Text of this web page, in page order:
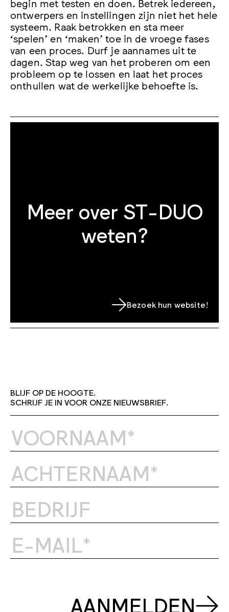
ontwerpers en instellingen zijn niet het hele
systeem. Raak betrokken en sta meer
‘spelen’ en ‘maken’ toe in de vroege fases
van een proces. Durf je aannames uit te
dagen. Stap weg van het proberen om een
probleem op te lossen en laat het proces
onthullen wat de werkelijke behoefte is.
Meer over ST-DUO
weten?
Bezoek hun website!
BLIJF OP DE HOOGTE.
SCHRIJF JE IN VOOR ONZE NIEUWSBRIEF.
AANMELDEN